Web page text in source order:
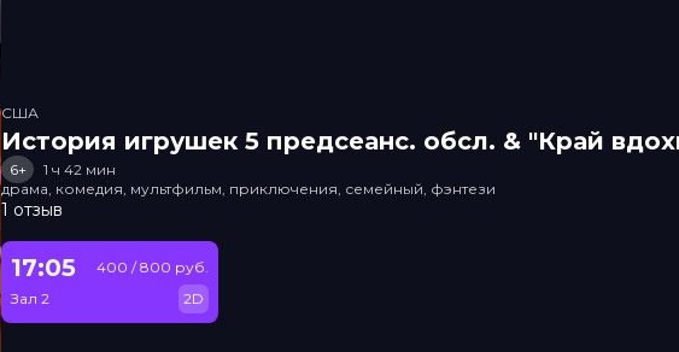
США
История игрушек 5 прeдсeанc. обсл. & "Край
6+
1 ч 42 мин
драма, комедия, мультфильм, приключения, семейный, фэнтези
1 отзыв
17:05
Зал 2
400 / 800 руб.
2D